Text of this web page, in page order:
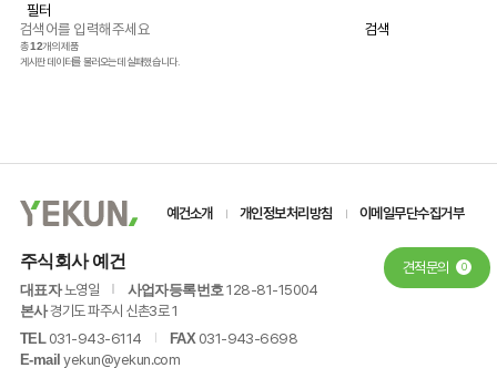
견적문의 0
필터
총12개의 제품
게시판 데이터를 불러오는데 실패했습니다.
예건소개 개인정보처리방침 이메일무단수집거부
주식회사 예건
대표자노영일 사업자등록번호 128-81-15004
본사경기도 파주시 신촌3로 1
TEL031-943-6114 FAX 031-943-6698
E-mail yekun@yekun.com